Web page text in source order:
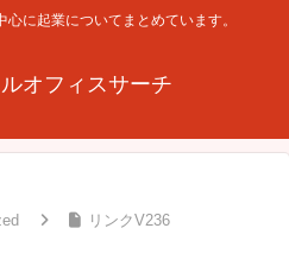
に起業についてまとめています。
オフィスサーチ
リンクV236